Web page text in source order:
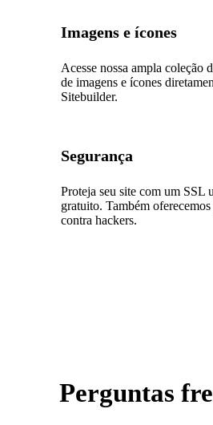
Imagens e ícones
Acesse nossa ampla coleção
de imagens e ícones
Sitebuilder.
Segurança
Proteja seu site com um SSL
gratuito. Também
contra hackers.
Perguntas